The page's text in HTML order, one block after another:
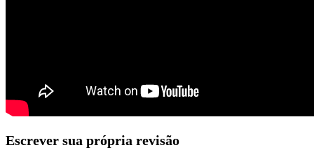
Escrever sua própria revisão